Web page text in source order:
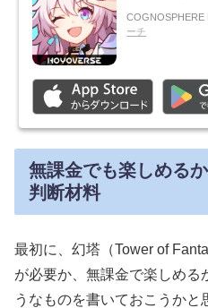
COGNOSPHERE
ーチ
無課金でも楽しめる
判断材料
最初に、幻塔（Tower of
が必要か、無課金で楽しめる
うなものを書いておこうかと